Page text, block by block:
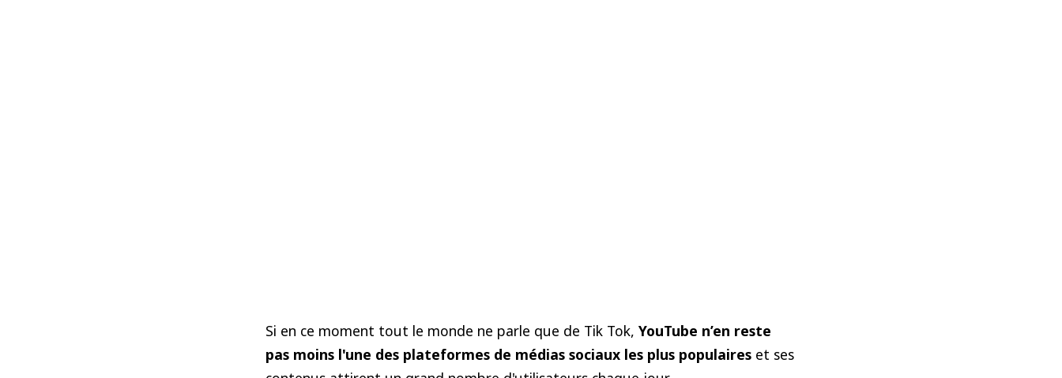
Si en ce moment tout le monde ne parle que de Tik Tok, YouTube n’en reste
pas moins l'une des plateformes de médias sociaux les plus populaires et ses